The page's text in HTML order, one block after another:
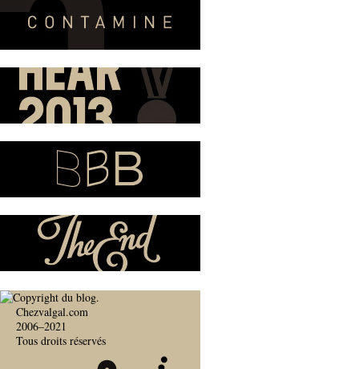
Chezvalgal.com
2006–2021
Tous droits réservés